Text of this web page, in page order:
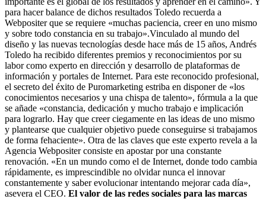
para hacer balance de dichos resultados Toledo recuerda a
Webpositer que se requiere «muchas paciencia, creer en uno mismo
y sobre todo constancia en su trabajo».Vinculado al mundo del
diseño y las nuevas tecnologías desde hace más de 15 años, Andrés
Toledo ha recibido diferentes premios y reconocimientos por su
labor como experto en dirección y desarrollo de plataformas de
información y portales de Internet. Para este reconocido profesional,
el secreto del éxito de Puromarketing estriba en disponer de «los
conocimientos necesarios y una chispa de talento», fórmula a la que
se añade «constancia, dedicación y mucho trabajo e implicación
para lograrlo. Hay que creer ciegamente en las ideas de uno mismo
y plantearse que cualquier objetivo puede conseguirse si trabajamos
de forma fehaciente». Otra de las claves que este experto revela a la
Agencia Webpositer consiste en apostar por una constante
renovación. «En un mundo como el de Internet, donde todo cambia
rápidamente, es imprescindible no olvidar nunca el innovar
constantemente y saber evolucionar intentando mejorar cada día»,
asevera el CEO. El valor de las redes sociales para las marcas